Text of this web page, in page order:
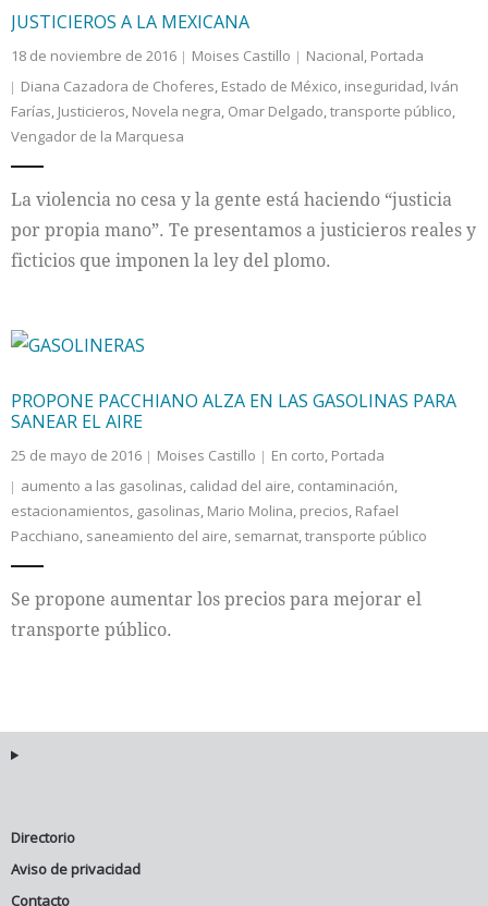
JUSTICIEROS A LA MEXICANA
18 de noviembre de 2016 Moises Castillo Nacional, Portada
Diana Cazadora de Choferes, Estado de México, inseguridad, Iván
Farías, Justicieros, Novela negra, Omar Delgado,transporte público,
Vengador de la Marquesa
La violencia no cesa y la gente está haciendo “justicia
por propia mano”. Te presentamos a justicieros reales y
ficticios que imponen la ley del plomo.
PROPONE PACCHIANO ALZA EN LAS GASOLINAS PARA
SANEAR EL AIRE
25 de mayo de 2016 Moises Castillo En corto, Portada
aumento a las gasolinas, calidad del aire, contaminación,
estacionamientos, gasolinas, Mario Molina, precios, Rafael
Pacchiano, saneamiento del aire, semarnat,transporte público
Se propone aumentar los precios para mejorar el
transporte público.
Directorio
Aviso de privacidad
Contacto